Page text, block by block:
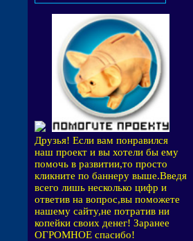
Друзья! Если вам понравился
наш проект и вы хотели бы ему
помочь в развитии,то просто
кликните по баннеру выше.Введя
всего лишь несколько цифр и
ответив на вопрос,вы поможете
нашему сайту,не потратив ни
копейки своих денег! Заранее
ОГРОМНОЕ спасибо!